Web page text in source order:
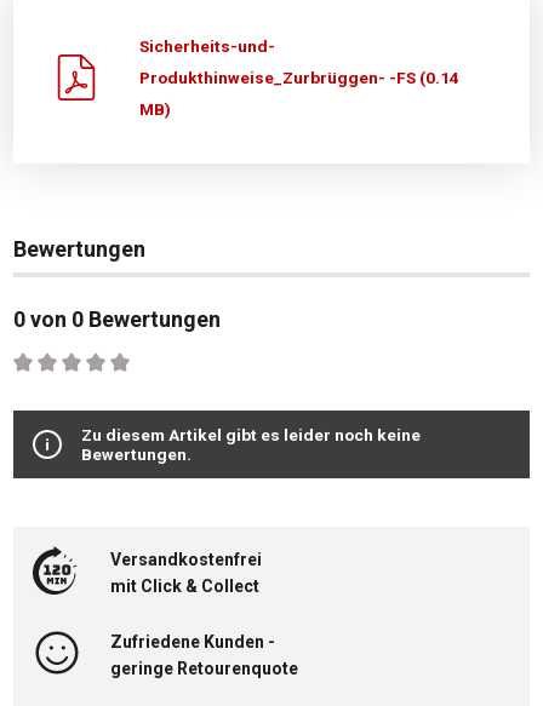
Sicherheits-und-
Produkthinweise_Zurbrüggen- -FS (0.14
MB)
Bewertungen
0 von 0 Bewertungen
Durchschnittliche Bewertung von 0 von 5 Sternen
Zu diesem Artikel gibt es leider noch keine
Bewertungen.
Versandkostenfrei
mit Click & Collect
Zufriedene Kunden -
geringe Retourenquote